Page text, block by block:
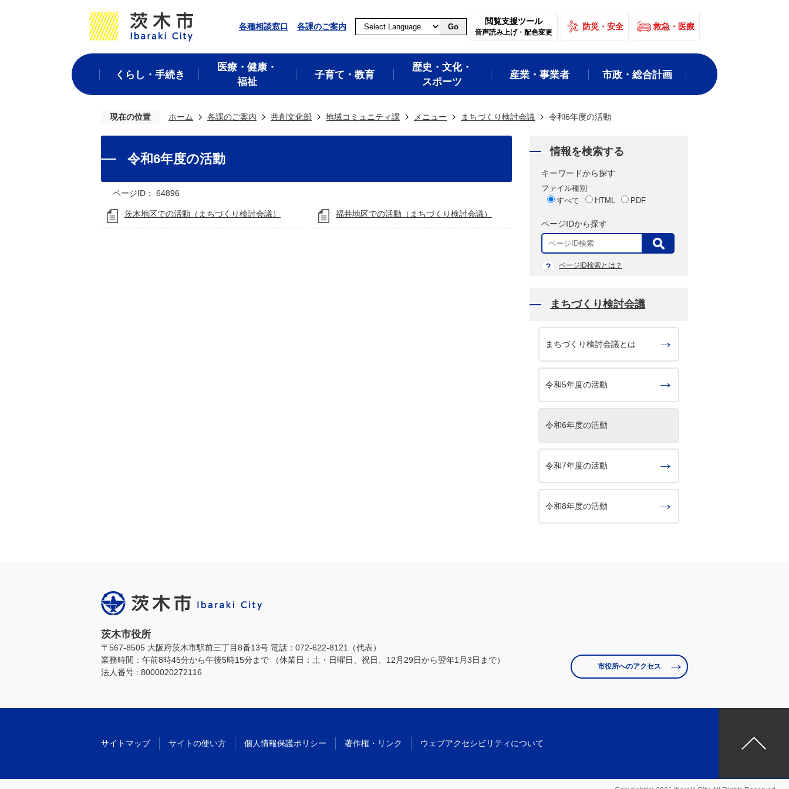
各種相談窓口 各課のご案内 Go
閲覧支援ツール
音声読み上げ・配色変更
防災・安全 救急・医療
くらし・手続き
医療・健康・
福祉
子育て・教育
歴史・文化・
スポーツ
産業・事業者 市政・総合計画
現在の位置 ホーム 各課のご案内 共創文化部 地域コミュニティ課 メニュー まちづくり検討会議 令和6年度の活動
令和6年度の活動
ページID： 64896
茨木地区での活動（まちづくり検討会議） 福井地区での活動（まちづくり検討会議）
情報を検索する
キーワードから探す
ファイル種別
すべて
HTML PDF
ページIDから探す
表
ページID検索とは？
まちづくり検討会議
まちづくり検討会議とは
令和5年度の活動
令和6年度の活動
令和7年度の活動
令和8年度の活動
茨木市役所
〒567-8505 大阪府茨木市駅前三丁目8番13号 電話：072-622-8121（代表）
業務時間：午前8時45分から午後5時15分まで
（休業日：土・日曜日、祝日、12月29日から翌年1月3日まで）
法人番号 : 8000020272116
市役所へのアクセス
サイトマップ サイトの使い方 個人情報保護ポリシー 著作権・リンク ウェブアクセシビリティについて